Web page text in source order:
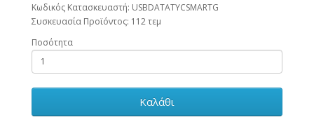
Κωδικός Κατασκευαστή: USBDATATYCSMARTG
Συσκευασία Προϊόντος: 112 τεμ
Ποσότητα
Καλάθι